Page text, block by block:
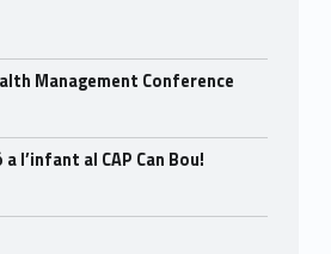
Management Conference
Conference”
l’infant al CAP Can Bou!